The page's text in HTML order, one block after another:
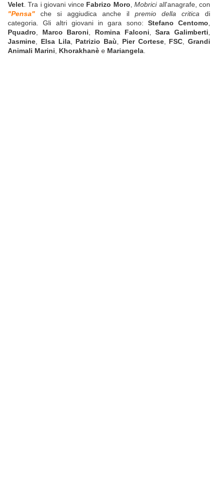
Velet . Tra i giovani vince Fabrizo Moro ,Mobriciall'anagrafe, con
"Pensa" che si aggiudica anche il premio della critica di
categoria. Gli altri giovani in gara sono: Stefano Centomo
Pquadro
Marco Baroni Romina Falconi ,Sara Galimberti
Jasmine
Elsa Lila, Patrizio Baù Pier Cortese, FSC
Grandi
Animali Marini
Khorakhanè e Mariangela